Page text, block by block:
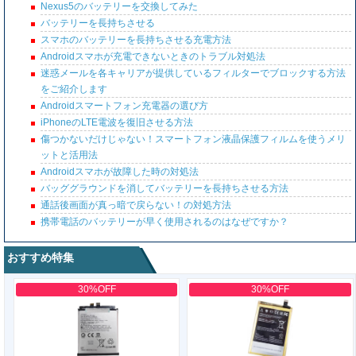
Nexus5のバッテリーを交換してみた
バッテリーを長持ちさせる
スマホのバッテリーを長持ちさせる充電方法
Androidスマホが充電できないときのトラブル対処法
迷惑メールを各キャリアが提供しているフィルターでブロックする方法
をご紹介します
Androidスマートフォン充電器の選び方
iPhoneのLTE電波を復旧させる方法
傷つかないだけじゃない！スマートフォン液晶保護フィルムを使うメリ
ットと活用法
Androidスマホが故障した時の対処法
バッググラウンドを消してバッテリーを長持ちさせる方法
通話後画面が真っ暗で戻らない！の対処方法
携帯電話のバッテリーが早く使用されるのはなぜですか？
おすすめ特集
30%OFF 30%OFF